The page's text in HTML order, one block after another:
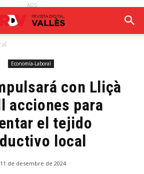
ADS
Economía-Laboral
con Lliçà
acciones para
el tejido
local
11 de desembre de 2024